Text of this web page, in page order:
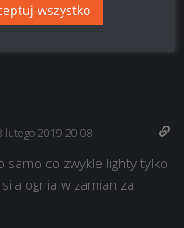
wydają na procenty.
lutego 2019 20:08
samo co zwykle lighty tylko
ognia w zamian za
wszystko